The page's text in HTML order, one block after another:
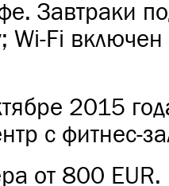
Завтраки
Wi-Fi
2015
с фитнес-
от 800 EUR.